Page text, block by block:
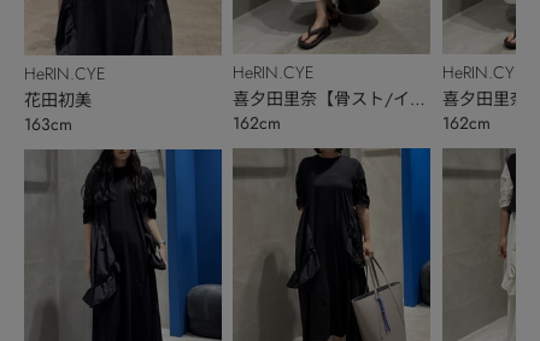
HeRIN.CYE
花田初美
163cm
HeRIN.CYE
喜夕田里奈【骨スト/イエ
ベ秋】
162cm
HeRIN.CYE
喜夕田里奈
ベ秋】
162cm